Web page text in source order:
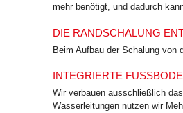
mehr benötigt, und dadurch
DIE RANDSCHALUNG
Beim Aufbau der Schalung von
INTEGRIERTE
Wir verbauen ausschließlich
Wasserleitungen nutzen wir